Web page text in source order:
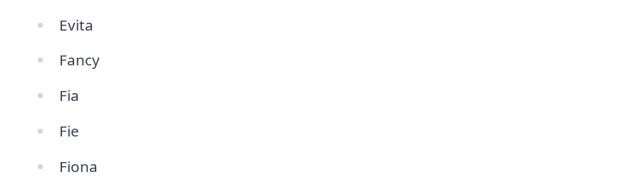
Evita
Fancy
Fia
Fie
Fiona